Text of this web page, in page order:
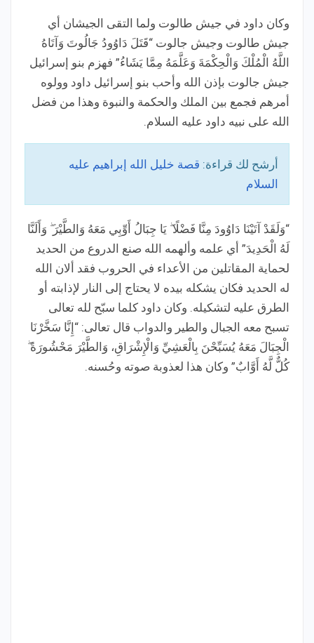
وكان داود في جيش طالوت ولما التقى الجيشان أي
جيش طالوت وجيش جالوت “قَتَلَ دَاوُودُ جَالُوتَ وَآتَاهُ
اللَّهُ الْمُلْكَ وَالْحِكْمَةَ وَعَلَّمَهُ مِمَّا يَشَاءُ” فهزم بنو إسرائيل
جيش جالوت بإذن الله وأحب بنو إسرائيل داود وولوه
أمرهم فجمع بين الملك والحكمة والنبوة وهذا من فضل
الله على نبيه داود عليه السلام.
أرشح لك قراءة: قصة خليل الله إبراهيم عليه
السلام
“وَلَقَدْ آتَيْنَا دَاوُودَ مِنَّا فَضْلًا ۖ يَا جِبَالُ أَوِّبِي مَعَهُ وَالطَّيْرَ ۖ وَأَلَنَّا
لَهُ الْحَدِيدَ” أي علمه وألهمه الله صنع الدروع من الحديد
لحماية المقاتلين من الأعداء في الحروب فقد ألان الله
له الحديد فكان يشكله بيده لا يحتاج إلى النار لإذابته أو
الطرق عليه لتشكيله. وكان داود كلما سبّح لله تعالى
تسبح معه الجبال والطير والدواب قال تعالى: “إِنَّا سَخَّرْنَا
الْجِبَالَ مَعَهُ يُسَبِّحْنَ بِالْعَشِيِّ وَالْإِشْرَاقِ، وَالطَّيْرَ مَحْشُورَةً ۖ
كُلٌّ لَّهُ أَوَّابٌ” وكان هذا لعذوبة صوته وحُسنه.